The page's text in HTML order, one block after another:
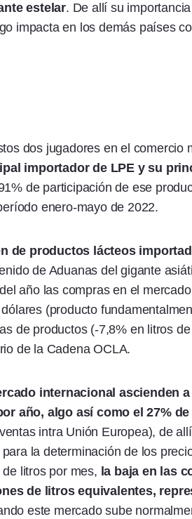
estelar. De allí su
impacta en los demás países
dos jugadores en el comercio
importador de LPE y su
de participación de ese
enero-mayo de 2022.
de productos lácteos
de Aduanas del gigante
año las compras en el
(producto
de productos (-7,8% en litros
de la Cadena OCLA.
internacional ascienden
año, algo así como el 27%
intra Unión Europea), de
la determinación de los
litros por mes, la baja en las
de litros equivalentes,
este mercado sube